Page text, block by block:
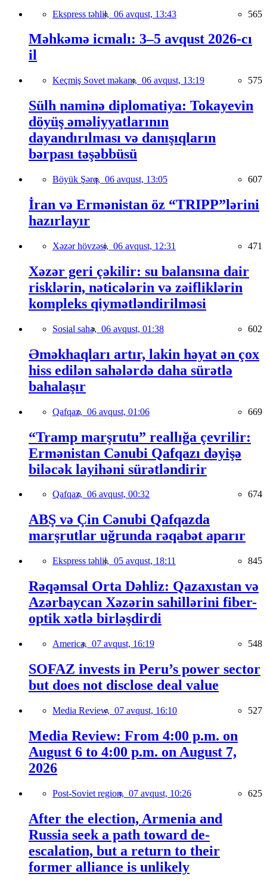
Ekspress təhlil, 06 avqust, 13:43 565
Məhkəmə icmalı: 3–5 avqust 2026-cı
il
Keçmiş Sovet məkanı, 06 avqust, 13:19 575
Sülh naminə diplomatiya: Tokayevin
döyüş əməliyyatlarının
dayandırılması və danışıqların
bərpası təşəbbüsü
Böyük Şərq, 06 avqust, 13:05 607
İran və Ermənistan öz “TRIPP”lərini
hazırlayır
Xəzər hövzəsi, 06 avqust, 12:31 471
Xəzər geri çəkilir: su balansına dair
risklərin, nəticələrin və zəifliklərin
kompleks qiymətləndirilməsi
Sosial sahə, 06 avqust, 01:38 602
Əməkhaqları artır, lakin həyat ən çox
hiss edilən sahələrdə daha sürətlə
bahalaşır
Qafqaz, 06 avqust, 01:06 669
“Tramp marşrutu” reallığa çevrilir:
Ermənistan Cənubi Qafqazı dəyişə
biləcək layihəni sürətləndirir
Qafqaz, 06 avqust, 00:32 674
ABŞ və Çin Cənubi Qafqazda
marşrutlar uğrunda rəqabət aparır
Ekspress təhlil, 05 avqust, 18:11 845
Rəqəmsal Orta Dəhliz: Qazaxıstan və
Azərbaycan Xəzərin sahillərini fiber-
optik xətlə birləşdirdi
America, 07 avqust, 16:19 548
SOFAZ invests in Peru’s power sector
but does not disclose deal value
Media Review, 07 avqust, 16:10 527
Media Review: From 4:00 p.m. on
August 6 to 4:00 p.m. on August 7,
2026
Post-Soviet region, 07 avqust, 10:26 625
After the election, Armenia and
Russia seek a path toward de-
escalation, but a return to their
former alliance is unlikely